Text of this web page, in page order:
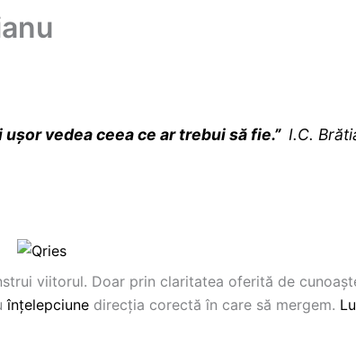
vedea ceea ce ar trebui să fie.” I.C.
viitorul. Doar prin claritatea oferită de
înțelepciune direcția corectă în care să mergem.